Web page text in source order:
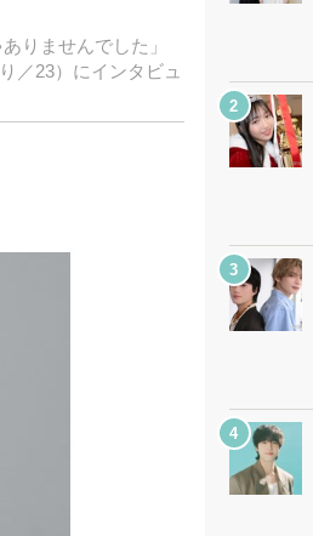
りませんでした」
／23）にインタビュ